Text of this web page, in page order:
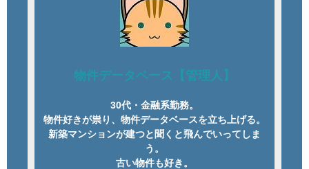
物件データベース【管理人】
30代・金融系勤務。
物件好きが祟り、物件データベースを立ち上げる。
新築マンションが建つと聞くと飛んでいってしま
う。
古い物件も好き。